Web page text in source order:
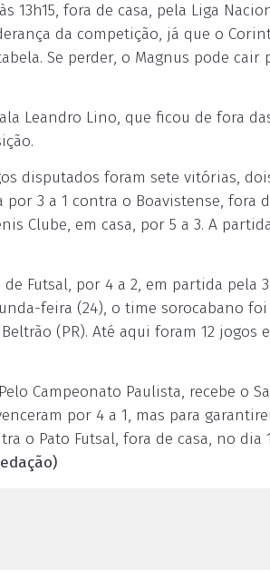
13h15, fora de casa, pela Liga
da competição, já que o
Se perder, o Magnus pode cair
Leandro Lino, que ficou de fora
disputados foram sete vitórias,
3 a 1 contra o Boavistense, fora
Clube, em casa, por 5 a 3. A
Futsal, por 4 a 2, em partida pela
feira (24), o time sorocabano
(PR). Até aqui foram 12 jogos
Campeonato Paulista, recebe o
por 4 a 1, mas para
o Pato Futsal, fora de casa, no dia